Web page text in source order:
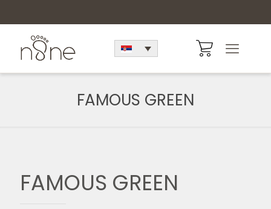
FAMOUS GREEN
FAMOUS GREEN